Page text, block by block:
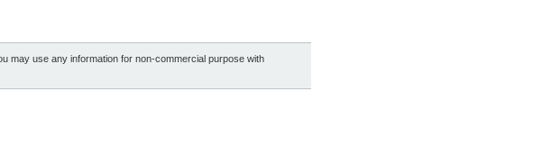
may use any information for non-commercial purpose with